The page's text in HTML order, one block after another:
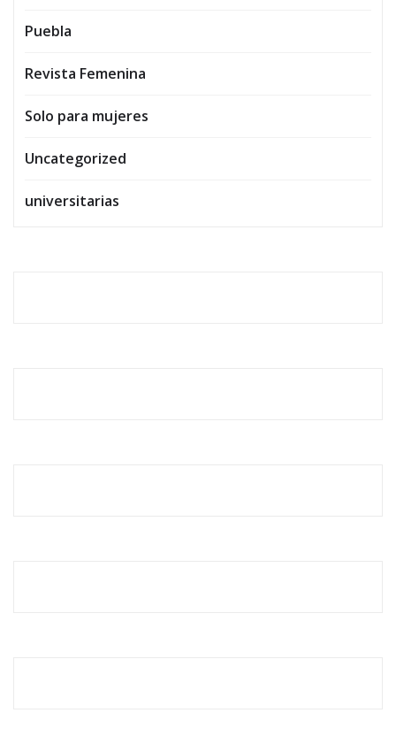
Puebla
Revista Femenina
Solo para mujeres
Uncategorized
universitarias